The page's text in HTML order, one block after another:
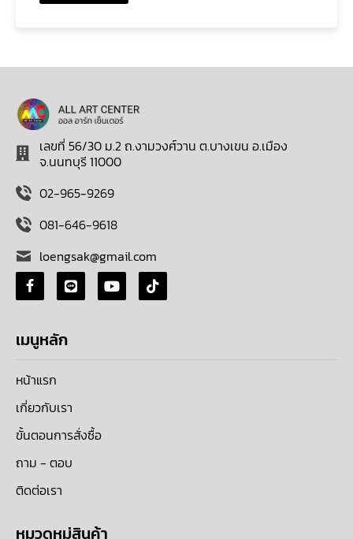
เลขที่ 56/30 ม.2 ถ.งามวงศ์วาน ต.บางเขน อ.เมือง
จ.นนทบุรี 11000
02-965-9269
081-646-9618
loengsak@gmail.com
เมนูหลัก
หน้าแรก
เกี่ยวกับเรา
ขั้นตอนการสั่งซื้อ
ถาม - ตอบ
ติดต่อเรา
หมวดหมู่สินค้า